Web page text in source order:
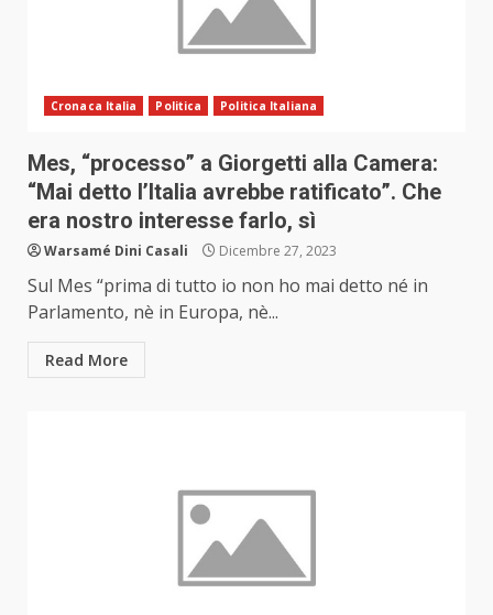
Cronaca Italia Politica Politica Italiana
Mes, “processo” a Giorgetti alla Camera:
“Mai detto l’Italia avrebbe ratificato”. Che
era nostro interesse farlo, sì
Warsamé Dini Casali Dicembre 27, 2023
Sul Mes “prima di tutto io non ho mai detto né in
Parlamento, nè in Europa, nè...
Read More